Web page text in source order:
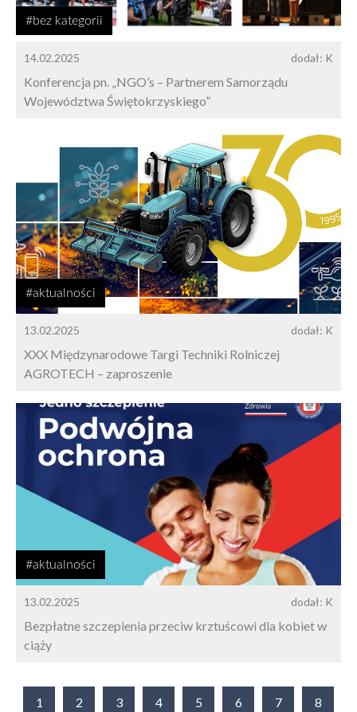
#bez kategorii
14.02.2025 dodał: K
Konferencja pn. „NGO’s – Partnerem Samorządu
Województwa Świętokrzyskiego”
#aktualności
13.02.2025 dodał: K
XXX Międzynarodowe Targi Techniki Rolniczej
AGROTECH – zaproszenie
#aktualności
13.02.2025 dodał: K
Bezpłatne szczepienia przeciw krztuścowi dla kobiet w
ciąży
1 2 3 4 5 6 7 8